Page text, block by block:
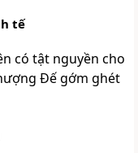
tế
có tật nguyền cho
Đế gớm ghét